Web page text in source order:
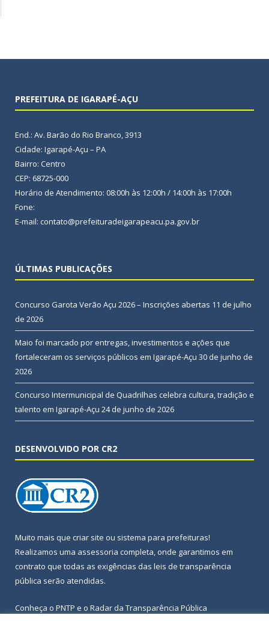
PREFEITURA DE IGARAPÉ-AÇU
End.: Av. Barão do Rio Branco, 3913
Cidade: Igarapé-Açu – PA
Bairro: Centro
CEP: 68725-000
Horário de Atendimento: 08:00h às 12:00h / 14:00h às 17:00h
Fone:
E-mail: contato@prefeituradeigarapeacu.pa.gov.br
ÚLTIMAS PUBLICAÇÕES
Concurso Garota Verão Açu 2026 – Inscrições abertas 11 de julho
de 2026
Maio foi marcado por entregas, investimentos e ações que
fortaleceram os serviços públicos em Igarapé-Açu 30 de junho de
2026
Concurso Intermunicipal de Quadrilhas celebra cultura, tradição e
talento em Igarapé-Açu 24 de junho de 2026
DESENVOLVIDO POR CR2
Muito mais que criar site ou sistema para prefeituras!
Realizamos uma assessoria completa, onde garantimos em
contrato que todas as exigências das leis de transparência
pública serão atendidas.
Conheça o PNTP e o Radar da Transparência Pública